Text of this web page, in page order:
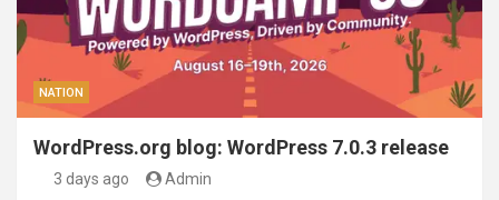
NATION
WordPress.org blog: WordPress 7.0.3 release
3 days ago Admin